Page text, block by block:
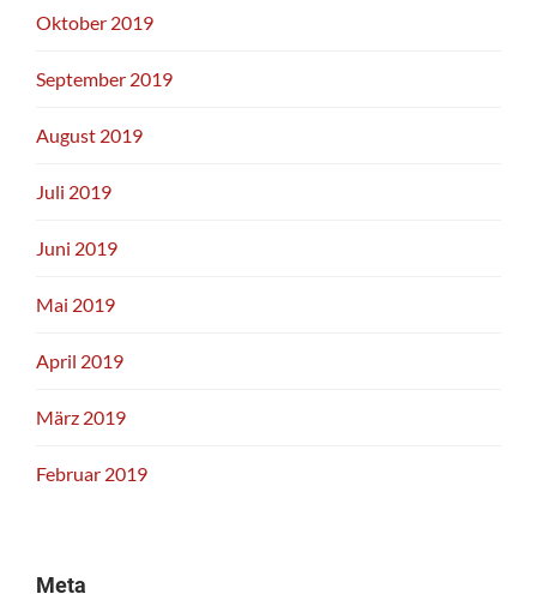
Oktober 2019
September 2019
August 2019
Juli 2019
Juni 2019
Mai 2019
April 2019
März 2019
Februar 2019
Meta